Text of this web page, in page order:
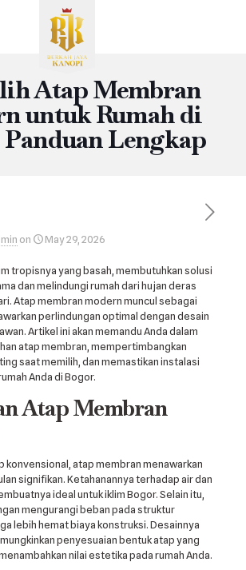
Atap Membran
untuk Rumah di
Lengkap
on May 29, 2026
tropisnya yang basah, membutuhkan solusi
dan melindungi rumah dari hujan deras
Atap membran modern muncul sebagai
perlindungan optimal dengan desain
Artikel ini akan memandu Anda dalam
atap membran, mempertimbangkan
saat memilih, dan memastikan instalasi
Anda di Bogor.
Atap Membran
konvensional, atap membran menawarkan
signifikan. Ketahanannya terhadap air dan
ideal untuk iklim Bogor. Selain itu,
mengurangi beban pada struktur
lebih hemat biaya konstruksi. Desainnya
penyesuaian bentuk atap yang
nilai estetika pada rumah Anda.